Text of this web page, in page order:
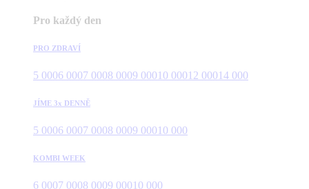
Pro každý den
PRO ZDRAVÍ
5 0006 0007 0008 0009 00010 00012 00014 000
JÍME 3x DENNĚ
5 0006 0007 0008 0009 00010 000
KOMBI WEEK
6 0007 0008 0009 00010 000